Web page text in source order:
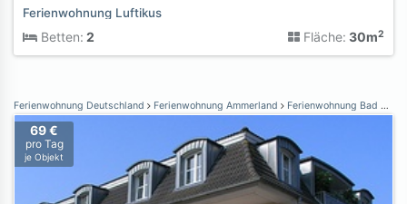
Ferienwohnung Luftikus
Betten: 2 Fläche: 30m2
Ferienwohnung Deutschland Ferienwohnung Ammerland Ferienwohnung Bad Zwischenahn
69 €
pro Tag
je Objekt